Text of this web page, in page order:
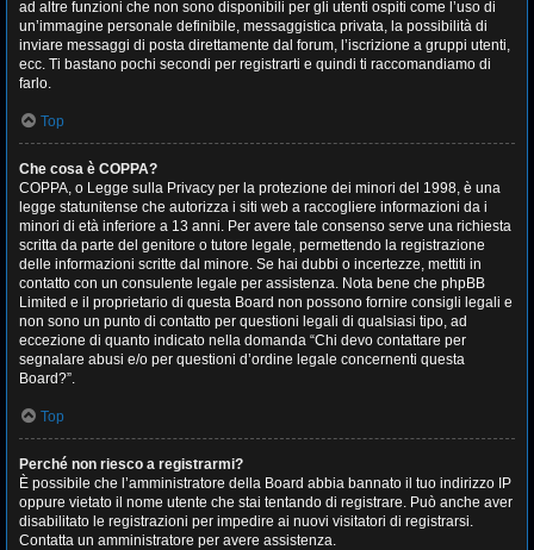
ad altre funzioni che non sono disponibili per gli utenti ospiti come l’uso di
un’immagine personale definibile, messaggistica privata, la possibilità di
inviare messaggi di posta direttamente dal forum, l’iscrizione a gruppi utenti,
ecc. Ti bastano pochi secondi per registrarti e quindi ti raccomandiamo di
farlo.
Top
Che cosa è COPPA?
COPPA, o Legge sulla Privacy per la protezione dei minori del 1998, è una
legge statunitense che autorizza i siti web a raccogliere informazioni da i
minori di età inferiore a 13 anni. Per avere tale consenso serve una richiesta
scritta da parte del genitore o tutore legale, permettendo la registrazione
delle informazioni scritte dal minore. Se hai dubbi o incertezze, mettiti in
contatto con un consulente legale per assistenza. Nota bene che phpBB
Limited e il proprietario di questa Board non possono fornire consigli legali e
non sono un punto di contatto per questioni legali di qualsiasi tipo, ad
eccezione di quanto indicato nella domanda “Chi devo contattare per
segnalare abusi e/o per questioni d’ordine legale concernenti questa
Board?”.
Top
Perché non riesco a registrarmi?
È possibile che l’amministratore della Board abbia bannato il tuo indirizzo IP
oppure vietato il nome utente che stai tentando di registrare. Può anche aver
disabilitato le registrazioni per impedire ai nuovi visitatori di registrarsi.
Contatta un amministratore per avere assistenza.